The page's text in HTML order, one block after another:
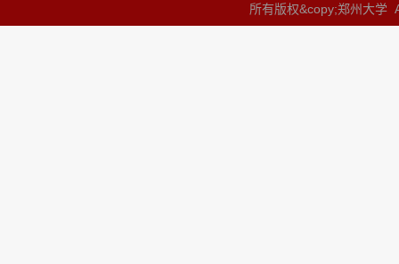
所有版权&copy;郑州大学